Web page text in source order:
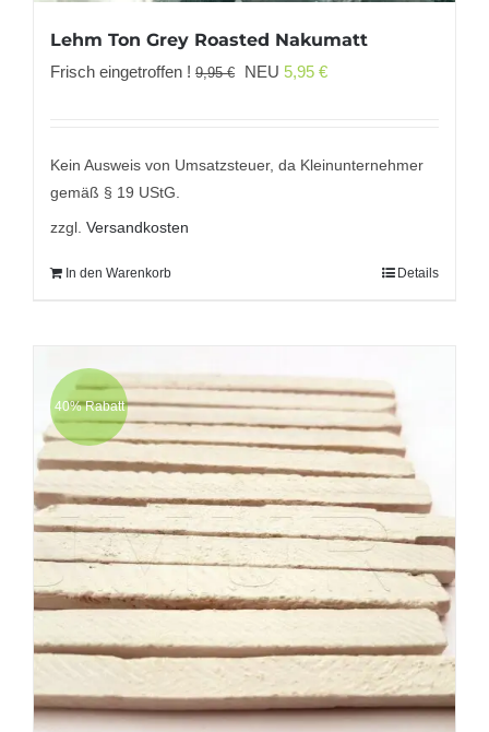
Lehm Ton Grey Roasted Nakumatt
Frisch eingetroffen ! 9,95€
Ursprünglicher
9,95 €
NEU 5,95 €Aktueller
5,95 €.
Kein Ausweis von Umsatzsteuer, da Kleinunternehmer
gemäß § 19 UStG.
zzgl. Versandkosten
In den Warenkorb Details
40% Rabatt